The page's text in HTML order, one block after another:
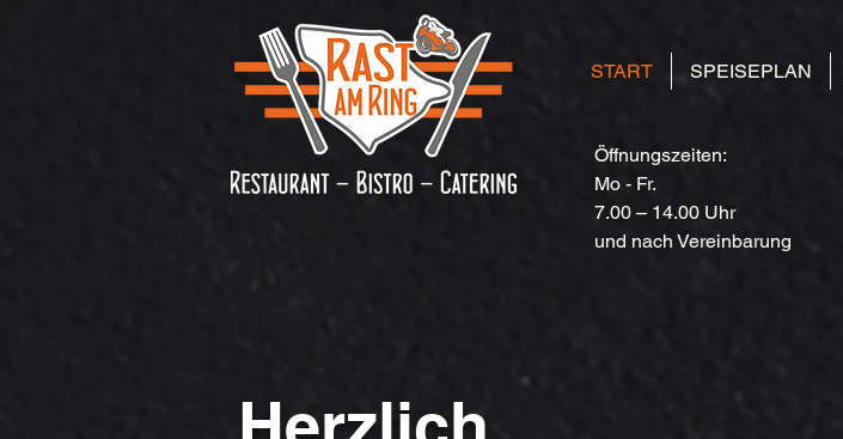
START SPEISEPLAN
Öffnungszeiten:
Mo - Fr.
7.00 – 14.00 Uhr
und nach Vereinbarung